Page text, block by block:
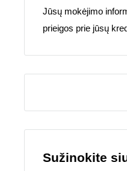
Jūsų mokėjimo
prieigos prie jūsų
Sužinokite